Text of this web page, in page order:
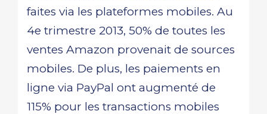
faites via les plateformes mobiles. Au
4e trimestre 2013, 50% de toutes les
ventes Amazon provenait de sources
mobiles. De plus, les paiements en
ligne via PayPal ont augmenté de
115% pour les transactions mobiles